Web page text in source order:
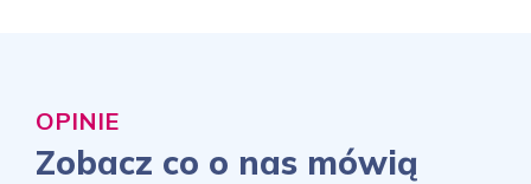
OPINIE
Zobacz co o nas mówią